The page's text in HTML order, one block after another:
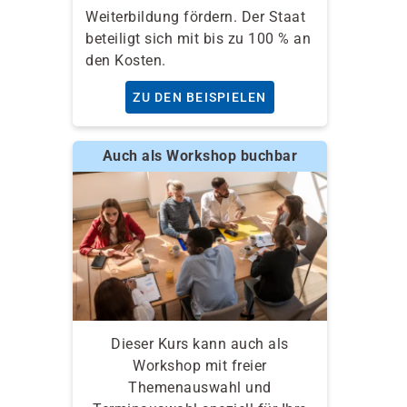
Weiterbildung fördern. Der Staat
beteiligt sich mit bis zu 100 % an
den Kosten.
ZU DEN BEISPIELEN
Auch als Workshop buchbar
Dieser Kurs kann auch als
Workshop mit freier
Themenauswahl und